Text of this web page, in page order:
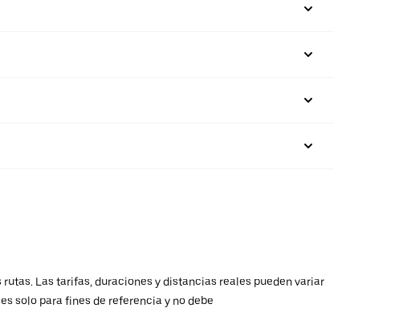
Las tarifas, duraciones y distancias reales pueden variar
solo para fines de referencia y no debe